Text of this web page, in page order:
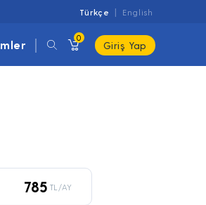
Türkçe English
0
Giriş Yap
785 TL/AY